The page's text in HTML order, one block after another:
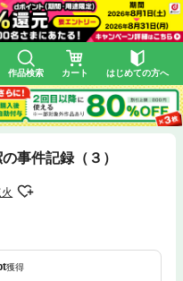
作品検索 カート はじめての方へ
事件記録（３）
獲得